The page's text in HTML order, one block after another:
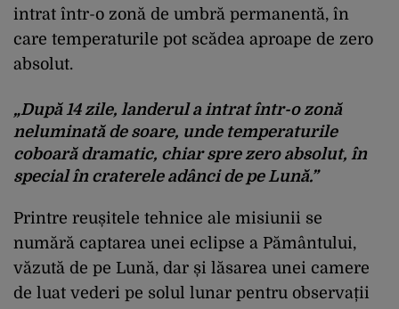
intrat într-o zonă de umbră permanentă, în
care temperaturile pot scădea aproape de zero
absolut.
„După 14 zile, landerul a intrat într-o zonă
neluminată de soare, unde temperaturile
coboară dramatic, chiar spre zero absolut, în
special în craterele adânci de pe Lună.”
Printre reușitele tehnice ale misiunii se
numără captarea unei eclipse a Pământului,
văzută de pe Lună, dar și lăsarea unei camere
de luat vederi pe solul lunar pentru observații